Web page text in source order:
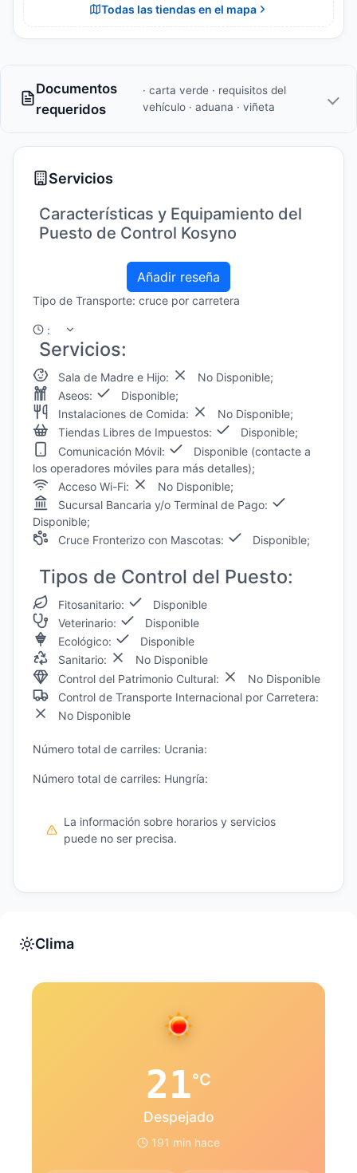
Todas las tiendas en el mapa
Documentos
requeridos
· carta verde · requisitos del
vehículo · aduana · viñeta
Servicios
Características y Equipamiento del
Puesto de Control Kosyno
Añadir reseña
Tipo de Transporte: cruce por carretera
:
Servicios:
Sala de Madre e Hijo:
No Disponible;
Aseos:
Disponible;
Instalaciones de Comida:
No Disponible;
Tiendas Libres de Impuestos:
Disponible;
Comunicación Móvil:
Disponible (contacte a
los operadores móviles para más detalles);
Acceso Wi-Fi:
No Disponible;
Sucursal Bancaria y/o Terminal de Pago:
Disponible;
Cruce Fronterizo con Mascotas:
Disponible;
Tipos de Control del Puesto:
Fitosanitario:
Disponible
Veterinario:
Disponible
Ecológico:
Disponible
Sanitario:
No Disponible
Control del Patrimonio Cultural:
No Disponible
Control de Transporte Internacional por Carretera:
No Disponible
Número total de carriles: Ucrania:
Número total de carriles: Hungría:
La información sobre horarios y servicios
puede no ser precisa.
Clima
21°C
Despejado
191 min hace